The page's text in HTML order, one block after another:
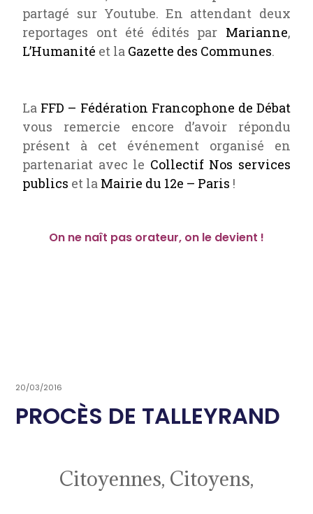
partagé sur Youtube. En attendant deux
reportages ont été édités par Marianne,
L’Humanité et la Gazette des Communes.
La FFD – Fédération Francophone de Débat
vous remercie encore d’avoir répondu
présent à cet événement organisé en
partenariat avec le Collectif Nos services
publics et la Mairie du 12e – Paris !
On ne naît pas orateur, on le devient !
20/03/2016
PROCÈS DE TALLEYRAND
Citoyennes, Citoyens,